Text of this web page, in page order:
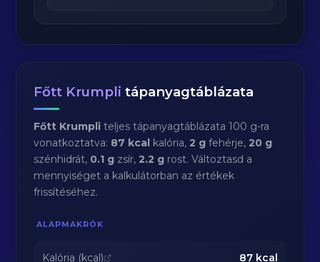
Főtt Krumpli tápanyagtáblázata
Főtt Krumpli teljes tápanyagtáblázata 100 g-ra
vonatkoztatva: 87 kcal kalória,2 g fehérje,20 g
szénhidrát, 0.1 g zsír,2.2 g rost. Változtasd a
mennyiséget a kalkulátorban az értékek
frissítéséhez.
ALAPMAKRÓK
Kalória (kcal) 87kcal